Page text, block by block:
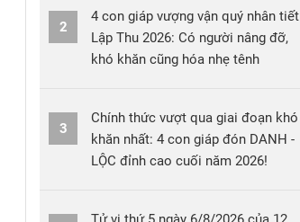
2
4 con giáp vượng vận quý nhân tiết
Lập Thu 2026: Có người nâng đỡ,
khó khăn cũng hóa nhẹ tênh
3
Chính thức vượt qua giai đoạn khó
khăn nhất: 4 con giáp đón DANH -
LỘC đỉnh cao cuối năm 2026!